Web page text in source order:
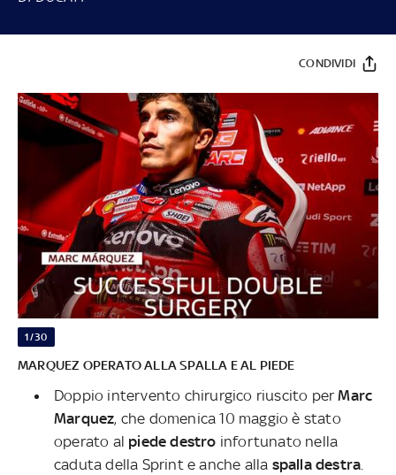
CONDIVIDI
1/30
MARQUEZ OPERATO ALLA SPALLA E AL PIEDE
Doppio intervento chirurgico riuscito perMarc
Marquez, che domenica 10 maggio è stato
operato al piede destro infortunato nella
caduta della Sprint e anche alla spalla destra